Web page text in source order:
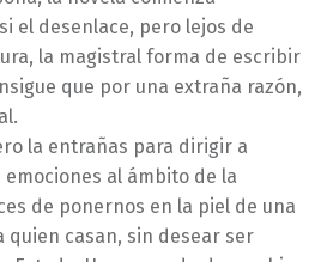
el desenlace, pero lejos de
la magistral forma de escribir
que por una extraña razón,
la entrañas para dirigir a
al ámbito de la
de ponernos en la piel de una
quien casan, sin desear ser